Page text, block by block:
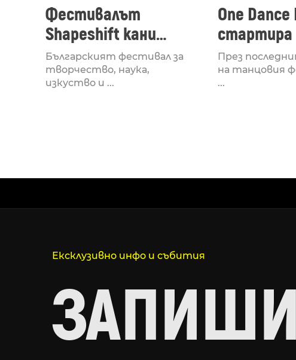
Фестивалът
Shapeshift кани
Fabrizio Mammarella
за откриването си
Българският фестивал за
творчество, наука,
изкуство и ...
One
стартира
Lucid,
рейв
През
на танцовия
...
Ексклузивно инфо и събития